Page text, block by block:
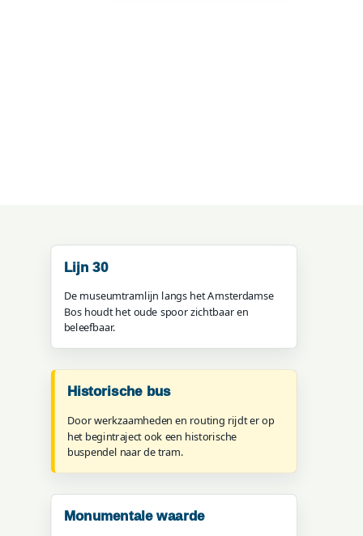
Lijn 30
De museumtramlijn langs het Amsterdamse
Bos houdt het oude spoor zichtbaar en
beleefbaar.
Historische bus
Door werkzaamheden en routing rijdt er op
het begintraject ook een historische
buspendel naar de tram.
Monumentale waarde